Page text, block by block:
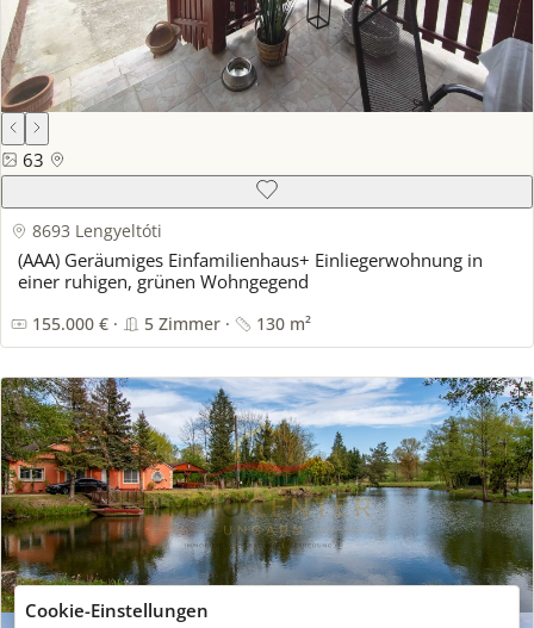
63
8693 Lengyeltóti
(AAA) Geräumiges Einfamilienhaus+ Einliegerwohnung in
einer ruhigen, grünen Wohngegend
155.000 € · 5 Zimmer · 130 m²
Cookie-Einstellungen